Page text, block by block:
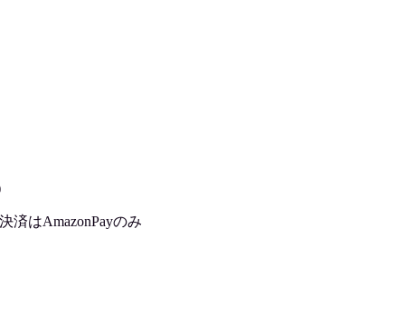
済はAmazonPayのみ